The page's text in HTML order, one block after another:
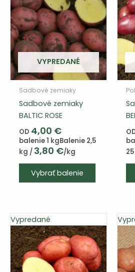
môžete
vybrať
na
stránke
produktu
VYPREDANÉ
Sadbové zemiaky
Sadbové zemiaky
BALTIC ROSE
OD 4,00 €
balenie 1 kgBalenie 2,5
kg / 3,80 €/kg
Vybrať balenie
Tento
variantov.
Varianty
si
môžete
vybrať
Vypredané